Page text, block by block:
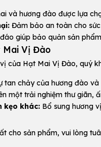
và hương đào được lựa
Đảm bảo an toàn cho
giúp bảo quản sản
Mai Vị Đào
của Hạt Mai Vị Đào, quý
tan chảy của hương đào
một trải nghiệm thư giãn,
kẹo khác: Bổ sung hương
cho sản phẩm, vui lòng